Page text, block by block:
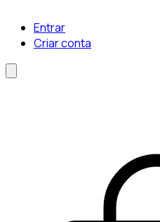
Entrar
Criar conta